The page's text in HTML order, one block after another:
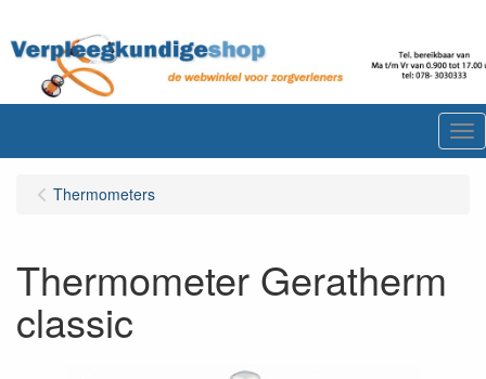
Thermometers
Thermometer Geratherm
classic